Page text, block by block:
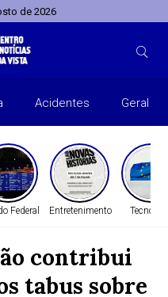
de 2026
Acidentes Geral
Federal Entretenimento
contribui
tabus sobre